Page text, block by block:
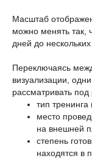
Масштаб
можно менять так,
дней до
Переключаясь
визуализации,
рассматривать
тип тренинга
место
на внешней
степень
находятся в